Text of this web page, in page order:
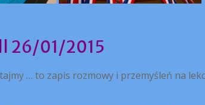
26/01/2015
… to zapis rozmowy i przemyśleń na